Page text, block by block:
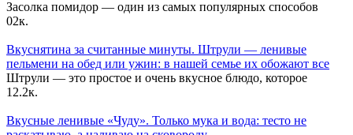
Засолка помидор — один из самых популярных способов
02к.
Вкуснятина за считанные минуты. Штрули — ленивые
пельмени на обед или ужин: в нашей семье их обожают все
Штрули — это простое и очень вкусное блюдо, которое
12.2к.
Вкусные ленивые «Чуду». Только мука и вода: тесто не